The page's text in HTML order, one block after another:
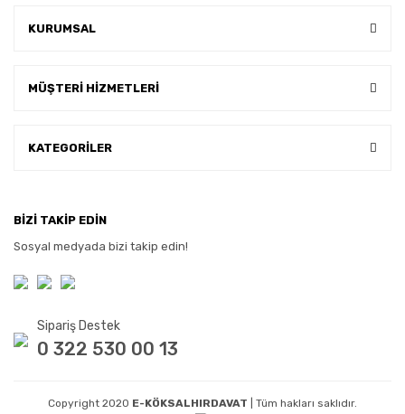
KURUMSAL
MÜŞTERİ HİZMETLERİ
KATEGORİLER
BİZİ TAKİP EDİN
Sosyal medyada bizi takip edin!
Sipariş Destek
0 322 530 00 13
Copyright 2020 E-KÖKSALHIRDAVAT | Tüm hakları saklıdır.